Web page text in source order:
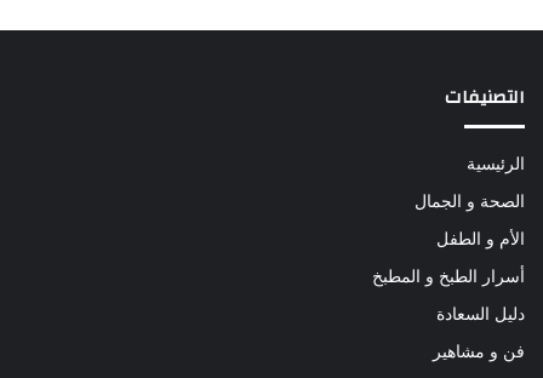
التصنيفات
الرئيسية
الصحة و الجمال
الأم و الطفل
أسرار الطبخ و المطبخ
دليل السعادة
فن و مشاهير